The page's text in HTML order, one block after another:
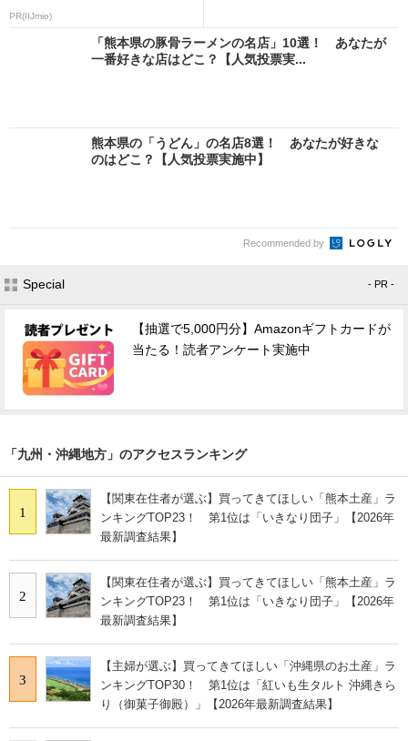
PR(IIJmio)
「熊本県の豚骨ラーメンの名店」10選！ あなたが
一番好きな店はどこ？【人気投票実...
熊本県の「うどん」の名店8選！ あなたが好きな
のはどこ？【人気投票実施中】
Recommended by
Special - PR -
【抽選で5,000円分】Amazonギフトカードが
当たる！読者アンケート実施中
「九州・沖縄地方」のアクセスランキング
1
【関東在住者が選ぶ】買ってきてほしい「熊本土産」ラ
ンキングTOP23！ 第1位は「いきなり団子」【2026年
最新調査結果】
2
【関東在住者が選ぶ】買ってきてほしい「熊本土産」ラ
ンキングTOP23！ 第1位は「いきなり団子」【2026年
最新調査結果】
3
【主婦が選ぶ】買ってきてほしい「沖縄県のお土産」ラ
ンキングTOP30！ 第1位は「紅いも生タルト 沖縄きら
り（御菓子御殿）」【2026年最新調査結果】